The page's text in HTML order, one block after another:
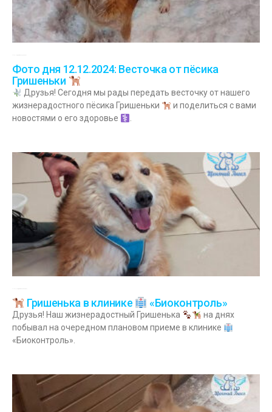
Фото дня 12.12.2024: Весточка от пёсика
Гришеньки
Друзья! Сегодня мы рады передать весточку от нашего
жизнерадостного пёсика Гришеньки
и поделиться с вами
новостями о его здоровье
.
Гришенька в клинике «Биоконтроль»
Друзья! Наш жизнерадостный Гришенька
на днях
побывал на очередном плановом приеме в клинике
«Биоконтроль».